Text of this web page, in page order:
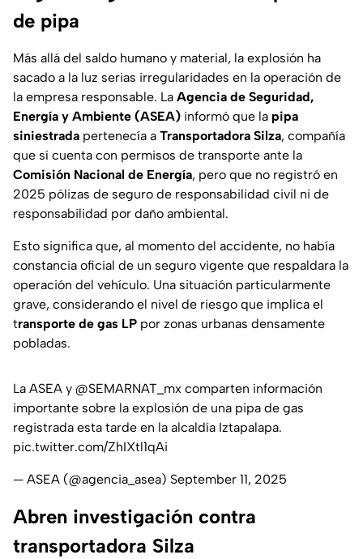
de pipa
Más allá del saldo humano y material, la explosión ha
sacado a la luz serias irregularidades en la operación de
la empresa responsable. La Agencia de Seguridad,
Energía y Ambiente (ASEA) informó que la pipa
siniestrada pertenecía a Transportadora Silza, compañía
que sí cuenta con permisos de transporte ante la
Comisión Nacional de Energía, pero que no registró en
2025 pólizas de seguro de responsabilidad civil ni de
responsabilidad por daño ambiental.
Esto significa que, al momento del accidente, no había
constancia oficial de un seguro vigente que respaldara la
operación del vehículo. Una situación particularmente
grave, considerando el nivel de riesgo que implica el
transporte de gas LP por zonas urbanas densamente
pobladas.
La ASEA y @SEMARNAT_mx comparten información
importante sobre la explosión de una pipa de gas
registrada esta tarde en la alcaldía Iztapalapa.
pic.twitter.com/ZhIXtl1qAi
— ASEA (@agencia_asea) September 11, 2025
Abren investigación contra
transportadora Silza